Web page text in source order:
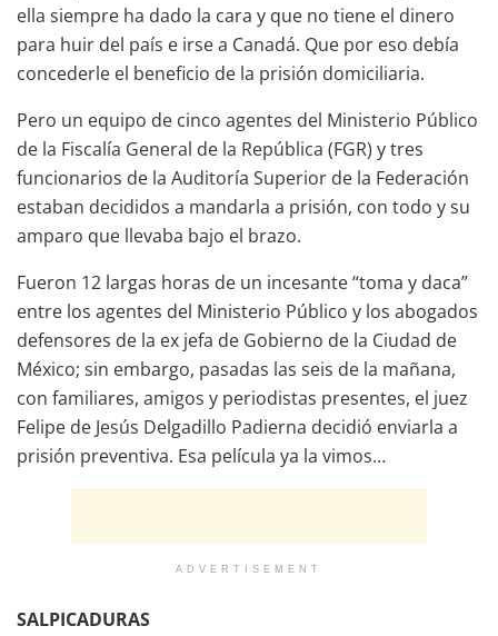
ella siempre ha dado la cara y que no tiene el dinero
para huir del país e irse a Canadá. Que por eso debía
concederle el beneficio de la prisión domiciliaria.
Pero un equipo de cinco agentes del Ministerio Público
de la Fiscalía General de la República (FGR) y tres
funcionarios de la Auditoría Superior de la Federación
estaban decididos a mandarla a prisión, con todo y su
amparo que llevaba bajo el brazo.
Fueron 12 largas horas de un incesante “toma y daca”
entre los agentes del Ministerio Público y los abogados
defensores de la ex jefa de Gobierno de la Ciudad de
México; sin embargo, pasadas las seis de la mañana,
con familiares, amigos y periodistas presentes, el juez
Felipe de Jesús Delgadillo Padierna decidió enviarla a
prisión preventiva. Esa película ya la vimos…
ADVERTISEMENT
SALPICADURAS